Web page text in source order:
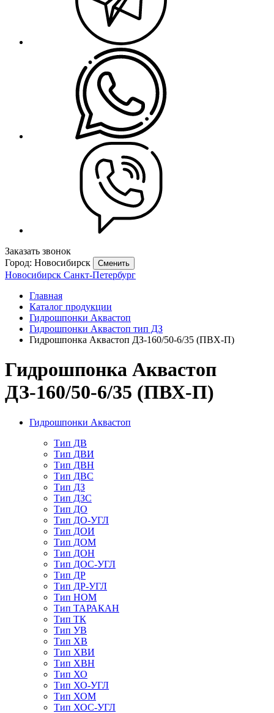
Заказать звонок
Город: Новосибирск
Сменить
Новосибирск Санкт-Петербург
Главная
Каталог продукции
Гидрошпонки Аквастоп
Гидрошпонки Аквастоп тип ДЗ
Гидрошпонка Аквастоп ДЗ-160/50-6/35 (ПВХ-П)
Гидрошпонка Аквастоп
ДЗ-160/50-6/35 (ПВХ-П)
Гидрошпонки Аквастоп
Тип ДВ
Тип ДВИ
Тип ДВН
Тип ДВС
Тип ДЗ
Тип ДЗС
Тип ДО
Тип ДО-УГЛ
Тип ДОИ
Тип ДОМ
Тип ДОН
Тип ДОС-УГЛ
Тип ДР
Тип ДР-УГЛ
Тип НОМ
Тип ТАРАКАН
Тип ТК
Тип УВ
Тип ХВ
Тип ХВИ
Тип ХВН
Тип ХО
Тип ХО-УГЛ
Тип ХОМ
Тип ХОС-УГЛ